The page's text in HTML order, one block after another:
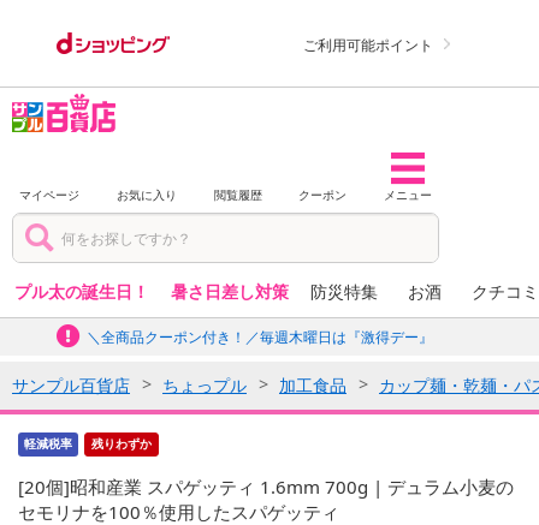
ご利用可能ポイント
マイページ お気に入り 閲覧履歴 クーポン メニュー
プル太の誕生日！ 暑さ日差し対策 防災特集 お酒 クチコ
＼全商品クーポン付き！／毎週木曜日は『激得デー』
サンプル百貨店 ちょっプル 加工食品 カップ麺・乾麺・パ
軽減税率 残りわずか
[20個]昭和産業 スパゲッティ 1.6mm 700g | デュラム小麦の
セモリナを100％使用したスパゲッティ